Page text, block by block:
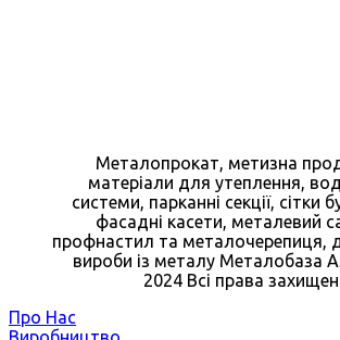
Металопрокат, метизна
матеріали для утеплення,
системи, парканні секції, сітки
фасадні касети, металевий
профнастил та металочерепиця,
вироби із металу Металобаза
2024 Всі права
Про Нас